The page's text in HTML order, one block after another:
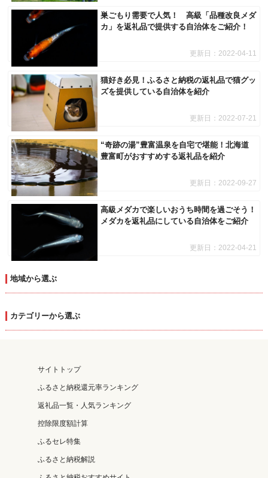
巣ごもり需要で人気！ 高級「品種改良メダ
カ」を返礼品で提供する自治体をご紹介！
更新日： 2022-04-11
猫好き必見！ふるさと納税の返礼品で猫グッ
ズを提供している自治体を紹介
更新日： 2022-07-21
“奇跡の湯”豊富温泉を自宅で堪能！北海道
豊富町がおすすめする返礼品を紹介
更新日： 2022-09-27
高級メダカで楽しいおうち時間を過ごそう！
メダカを返礼品にしている自治体をご紹介
更新日： 2022-04-21
地域から選ぶ
カテゴリーから選ぶ
サイトトップ
ふるさと納税還元率ランキング
返礼品一覧・人気ランキング
控除限度額計算
ふるセレ特集
ふるさと納税解説